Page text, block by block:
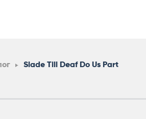
Slade Till Deaf Do Us Part